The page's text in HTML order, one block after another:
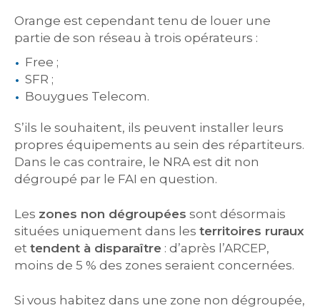
Orange est cependant tenu de louer une
partie de son réseau à trois opérateurs :
Free ;
SFR ;
Bouygues Telecom.
S’ils le souhaitent, ils peuvent installer leurs
propres équipements au sein des répartiteurs.
Dans le cas contraire, le NRA est dit non
dégroupé par le FAI en question.
Les zones non dégroupées sont désormais
situées uniquement dans les territoires ruraux
et tendent à disparaître : d’après l’ARCEP,
moins de 5 % des zones seraient concernées.
Si vous habitez dans une zone non dégroupée,